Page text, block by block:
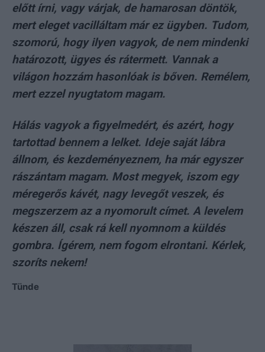
előtt írni, vagy várjak, de hamarosan döntök,
mert eleget vacilláltam már ez ügyben. Tudom,
szomorú, hogy ilyen vagyok, de nem mindenki
határozott, ügyes és rátermett. Vannak a
világon hozzám hasonlóak is bőven. Remélem,
mert ezzel nyugtatom magam.
Hálás vagyok a figyelmedért, és azért, hogy
tartottad bennem a lelket. Ideje saját lábra
állnom, és kezdeményeznem, ha már egyszer
rászántam magam. Most megyek, iszom egy
méregerős kávét, nagy levegőt veszek, és
megszerzem az a nyomorult címet. A levelem
készen áll, csak rá kell nyomnom a küldés
gombra. Ígérem, nem fogom elrontani. Kérlek,
szoríts nekem!
Tünde